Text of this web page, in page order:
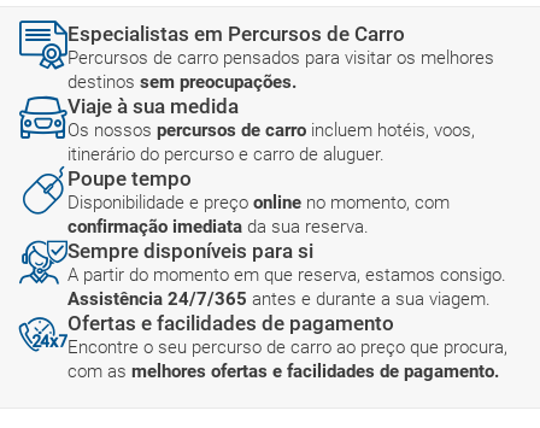
Especialistas em Percursos de Carro
Percursos de carro pensados para visitar os melhores
destinos sem preocupações.
Viaje à sua medida
Os nossos percursos de carro incluem hotéis, voos,
itinerário do percurso e carro de aluguer.
Poupe tempo
Disponibilidade e preço online no momento, com
confirmação imediata da sua reserva.
Sempre disponíveis para si
A partir do momento em que reserva, estamos consigo.
Assistência 24/7/365 antes e durante a sua viagem.
Ofertas e facilidades de pagamento
Encontre o seu percurso de carro ao preço que procura,
com as melhores ofertas e facilidades de pagamento.